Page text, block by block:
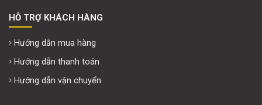
HỖ TRỢ KHÁCH HÀNG
Hướng dẫn mua hàng
Hướng dẫn thanh toán
Hướng dẫn vận chuyển